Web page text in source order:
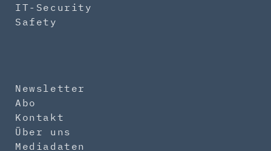
IT-Security
Safety
Newsletter
Abo
Kontakt
Über uns
Mediadaten